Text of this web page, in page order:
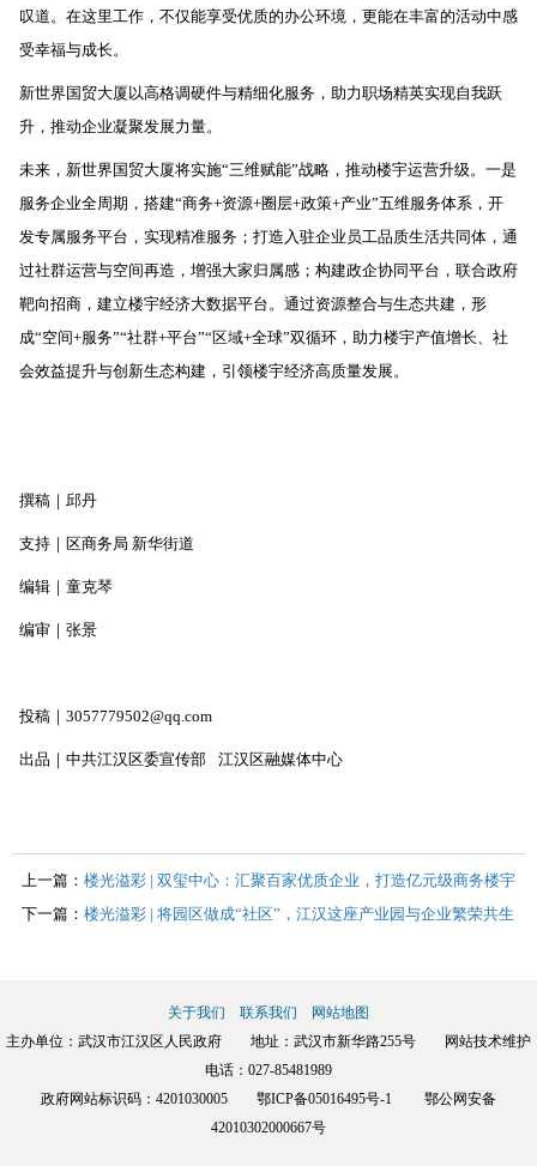
叹道。在这里工作，不仅能享受优质的办公环境，更能在丰富的活动中感
受幸福与成长。
新世界国贸大厦以高格调硬件与精细化服务，助力职场精英实现自我跃
升，推动企业凝聚发展力量。
未来，新世界国贸大厦将实施“三维赋能”战略，推动楼宇运营升级。一是
服务企业全周期，搭建“商务+资源+圈层+政策+产业”五维服务体系，开
发专属服务平台，实现精准服务；打造入驻企业员工品质生活共同体，通
过社群运营与空间再造，增强大家归属感；构建政企协同平台，联合政府
靶向招商，建立楼宇经济大数据平台。通过资源整合与生态共建，形
成“空间+服务”“社群+平台”“区域+全球”双循环，助力楼宇产值增长、社
会效益提升与创新生态构建，引领楼宇经济高质量发展。
撰稿｜邱丹
支持｜区商务局 新华街道
编辑｜童克琴
编审｜张景
投稿｜3057779502@qq.com
出品｜中共江汉区委宣传部 江汉区融媒体中心
上一篇： 楼光溢彩 | 双玺中心：汇聚百家优质企业，打造亿元级商务楼宇
下一篇： 楼光溢彩 | 将园区做成“社区”，江汉这座产业园与企业繁荣共生
关于我们 联系我们
网站地图
主办单位：武汉市江汉区人民政府 地址：武汉市新华路255号 网站技术维护
电话：027-85481989
政府网站标识码：4201030005 鄂ICP备05016495号-1
鄂公网安备
42010302000667号